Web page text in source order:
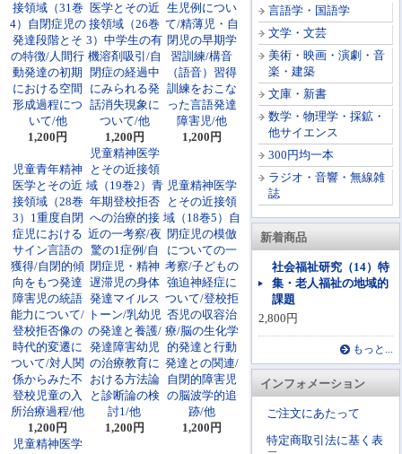
言語学・国語学
文学・文芸
美術・映画・演劇・音
楽・建築
文庫・新書
数学・物理学・採鉱・
他サイエンス
300円均一本
ラジオ・音響・無線雑
誌
新着商品
社会福祉研究（14）特
集・老人福祉の地域的
課題
2,800円
もっと...
インフォメーション
ご注文にあたって
特定商取引法に基く表
接領域（31巻
4）自閉症児の
発達段階とそ
の特徴/人間行
動発達の初期
における空間
形成過程につ
いて/他
1,200円
医学とその近
接領域（26巻
3）中学生の有
機溶剤吸引/自
閉症の経過中
にみられる発
話消失現象に
ついて/他
1,200円
生児例につい
て/精薄児・自
閉児の早期学
習訓練/構音
（語音）習得
訓練をおこな
った言語発達
障害児/他
1,200円
児童青年精神
医学とその近
接領域（28巻
3）1重度自閉
症児における
サイン言語の
獲得/自閉的傾
向をもつ発達
障害児の統語
能力について/
登校拒否像の
時代的変遷に
ついて/対人関
係からみた不
登校児童の入
所治療過程/他
1,200円
児童精神医学
とその近接領
域（19巻2）青
年期登校拒否
への治療的接
近の一考察/夜
驚の1症例/自
閉症児・精神
遅滞児の身体
発達マイルス
トーン/乳幼児
の発達と養護/
発達障害幼児
の治療教育に
おける方法論
と診断論の検
討1/他
1,200円
児童精神医学
とその近接領
域（18巻5）自
閉症児の模倣
についての一
考察/子どもの
強迫神経症に
ついて/登校拒
否児の収容治
療/脳の生化学
的発達と行動
発達との関連/
自閉的障害児
の脳波学的追
跡/他
1,200円
児童精神医学